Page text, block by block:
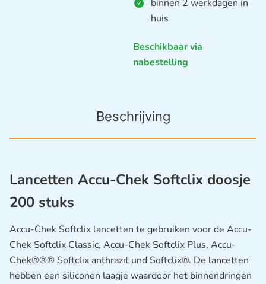
binnen 2 werkdagen in
huis
Beschikbaar via
nabestelling
Beschrijving
Lancetten Accu-Chek Softclix doosje
200 stuks
Accu-Chek Softclix lancetten te gebruiken voor de Accu-
Chek Softclix Classic, Accu-Chek Softclix Plus, Accu-
Chek®®® Softclix anthrazit und Softclix®. De lancetten
hebben een siliconen laagje waardoor het binnendringen